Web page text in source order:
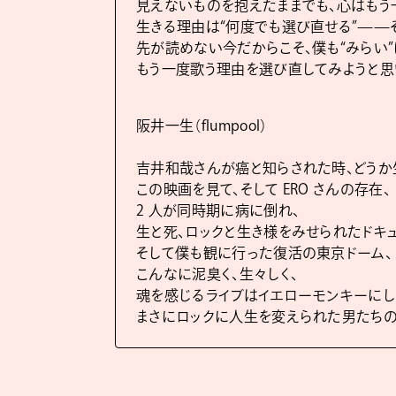
見えないものを抱えたままでも、心はもう
生きる理由は“何度でも選び直せる”——そ
先が読めない今だからこそ、僕も“みらい”
もう一度歌う理由を選び直してみようと思
阪井一生（flumpool）
吉井和哉さんが癌と知らされた時、どうか
この映画を見て、そして ERO さんの存在、
2 人が同時期に病に倒れ、
生と死、ロックと生き様をみせられたドキ
そして僕も観に行った復活の東京ドーム、
こんなに泥臭く、生々しく、
魂を感じるライブはイエローモンキーに
まさにロックに人生を変えられた男たち